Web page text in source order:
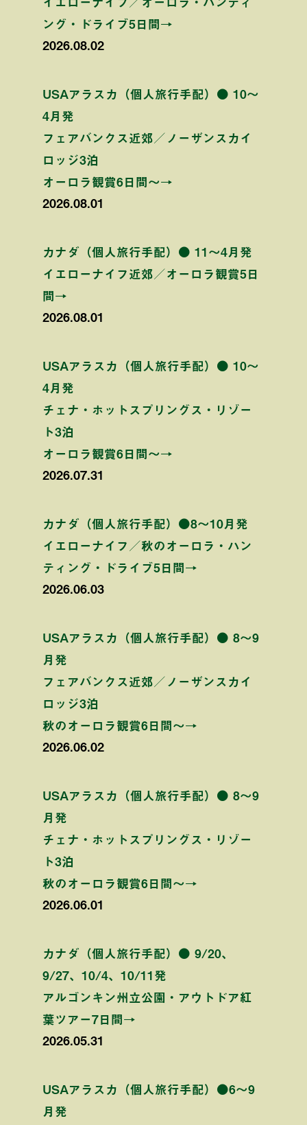
ング・ドライブ5日間→
2026.08.02
USAアラスカ（個人旅行手配）● 10〜
4月発
フェアバンクス近郊／ノーザンスカイ
ロッジ3泊
オーロラ観賞6日間〜→
2026.08.01
カナダ（個人旅行手配）● 11〜4月発
イエローナイフ近郊／オーロラ観賞5日
間→
2026.08.01
USAアラスカ（個人旅行手配）● 10〜
4月発
チェナ・ホットスプリングス・リゾー
ト3泊
オーロラ観賞6日間〜→
2026.07.31
カナダ（個人旅行手配）●8〜10月発
イエローナイフ／秋のオーロラ・ハン
ティング・ドライブ5日間→
2026.06.03
USAアラスカ（個人旅行手配）● 8〜9
月発
フェアバンクス近郊／ノーザンスカイ
ロッジ3泊
秋のオーロラ観賞6日間〜→
2026.06.02
USAアラスカ（個人旅行手配）● 8〜9
月発
チェナ・ホットスプリングス・リゾー
ト3泊
秋のオーロラ観賞6日間〜→
2026.06.01
カナダ（個人旅行手配）● 9/20、
9/27、10/4、10/11発
アルゴンキン州立公園・アウトドア紅
葉ツアー7日間→
2026.05.31
USAアラスカ（個人旅行手配）●6〜9
月発